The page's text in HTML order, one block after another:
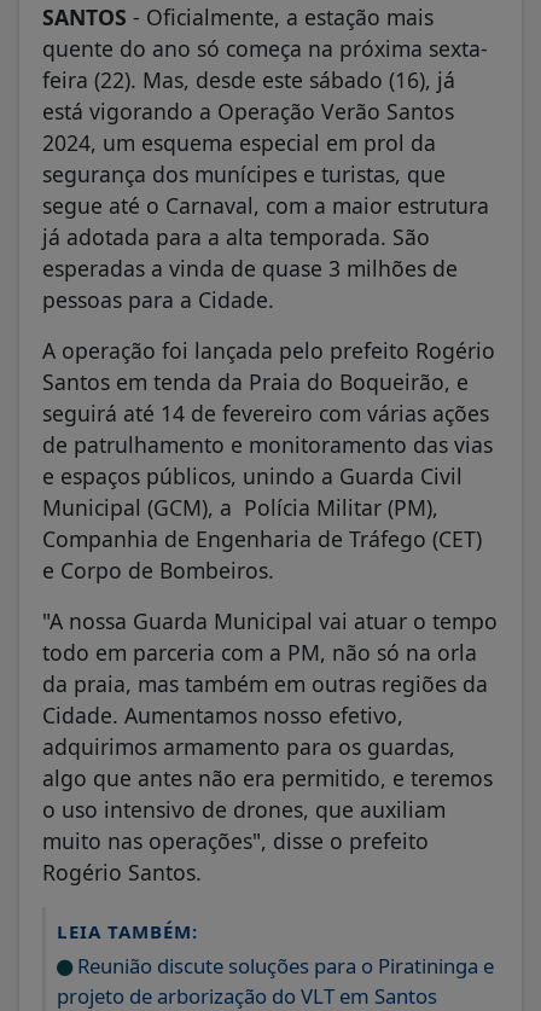
SANTOS - Oficialmente, a estação mais
quente do ano só começa na próxima sexta-
feira (22). Mas, desde este sábado (16), já
está vigorando a Operação Verão Santos
2024, um esquema especial em prol da
segurança dos munícipes e turistas, que
segue até o Carnaval, com a maior estrutura
já adotada para a alta temporada. São
esperadas a vinda de quase 3 milhões de
pessoas para a Cidade.
A operação foi lançada pelo prefeito Rogério
Santos em tenda da Praia do Boqueirão, e
seguirá até 14 de fevereiro com várias ações
de patrulhamento e monitoramento das vias
e espaços públicos, unindo a Guarda Civil
Municipal (GCM), a Polícia Militar (PM),
Companhia de Engenharia de Tráfego (CET)
e Corpo de Bombeiros.
"A nossa Guarda Municipal vai atuar o tempo
todo em parceria com a PM, não só na orla
da praia, mas também em outras regiões da
Cidade. Aumentamos nosso efetivo,
adquirimos armamento para os guardas,
algo que antes não era permitido, e teremos
o uso intensivo de drones, que auxiliam
muito nas operações", disse o prefeito
Rogério Santos.
LEIA TAMBÉM:
Reunião discute soluções para o Piratininga e
projeto de arborização do VLT em Santos